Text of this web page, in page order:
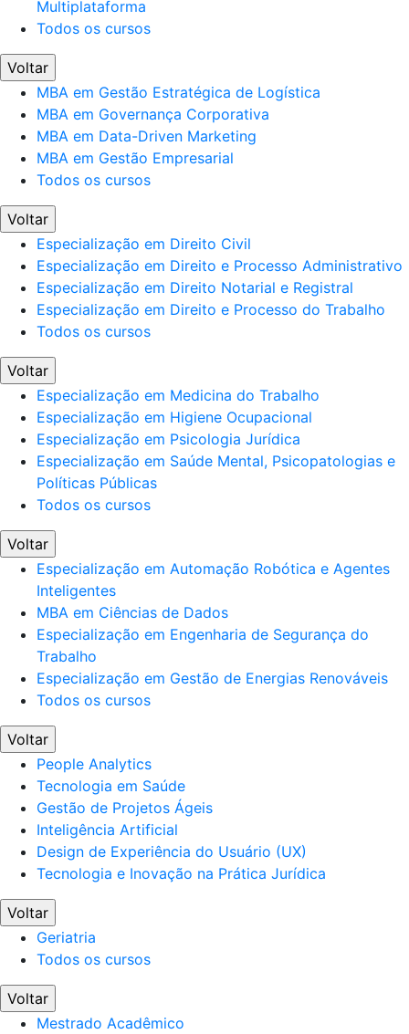
Multiplataforma
Todos os cursos
Voltar
MBA em Gestão Estratégica de Logística
MBA em Governança Corporativa
MBA em Data-Driven Marketing
MBA em Gestão Empresarial
Todos os cursos
Voltar
Especialização em Direito Civil
Especialização em Direito e Processo Administrativo
Especialização em Direito Notarial e Registral
Especialização em Direito e Processo do Trabalho
Todos os cursos
Voltar
Especialização em Medicina do Trabalho
Especialização em Higiene Ocupacional
Especialização em Psicologia Jurídica
Especialização em Saúde Mental, Psicopatologias e
Políticas Públicas
Todos os cursos
Voltar
Especialização em Automação Robótica e Agentes
Inteligentes
MBA em Ciências de Dados
Especialização em Engenharia de Segurança do
Trabalho
Especialização em Gestão de Energias Renováveis
Todos os cursos
Voltar
People Analytics
Tecnologia em Saúde
Gestão de Projetos Ágeis
Inteligência Artificial
Design de Experiência do Usuário (UX)
Tecnologia e Inovação na Prática Jurídica
Voltar
Geriatria
Todos os cursos
Voltar
Mestrado Acadêmico